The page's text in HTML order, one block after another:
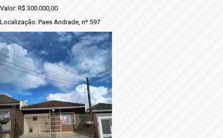
Valor: R$ 300.000,00
Localização: Paes Andrade, nº 597